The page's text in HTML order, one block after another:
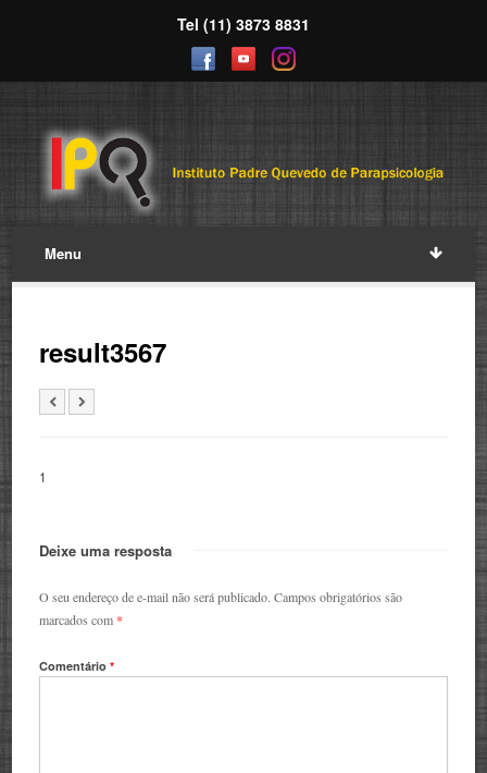
Tel (11) 3873 8831
Menu
result3567
1
Deixe uma resposta
O seu endereço de e-mail não será publicado. Campos obrigatórios são
marcados com *
Comentário*